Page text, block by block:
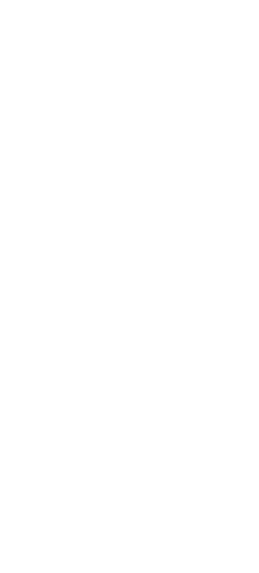
4" binnendraad